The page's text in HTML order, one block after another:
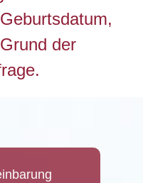
der